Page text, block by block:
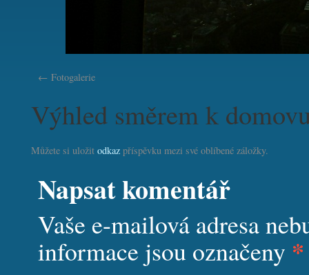
Fotogalerie
Výhled směrem k
Můžete si uložit odkaz příspěvku mezi své oblíbené záložky.
Napsat komentář
Vaše e-mailová adresa
informace jsou označeny *